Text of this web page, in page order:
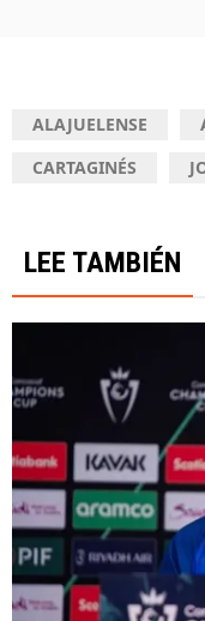
ALAJUELENSE
CARTAGINÉS
LEE TAMBIÉN